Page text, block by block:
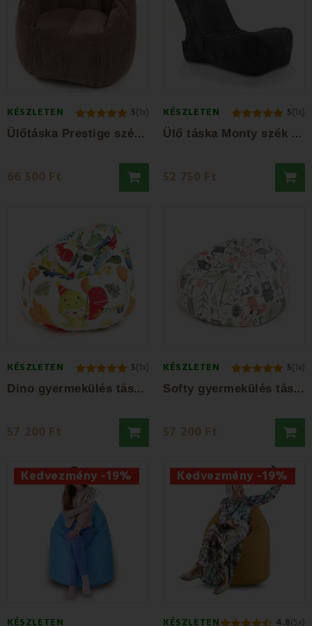
KÉSZLETEN 5(1x)
Ü
lőtáska Prestige szék barna EMI
66 500 Ft
KÉSZLETEN 5(1x)
Ü
lő táska Monty szék sötétszürke EMI
52 750 Ft
KÉSZLETEN 5(1x)
D
ino gyermekülés táska EMI
57 200 Ft
KÉSZLETEN 5(1x)
S
ofty gyermekülés táska EMI
57 200 Ft
Kedvezmény -19%
KÉSZLETEN
Kedvezmény -19%
KÉSZLETEN 4.8(5x)